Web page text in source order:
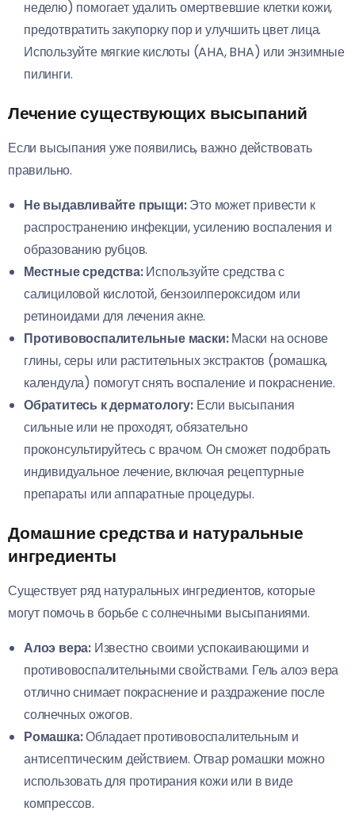
неделю) помогает удалить омертвевшие клетки кожи,
предотвратить закупорку пор и улучшить цвет лица.
Используйте мягкие кислоты (AHA, BHA) или энзимные
пилинги.
Лечение существующих высыпаний
Если высыпания уже появились, важно действовать
правильно.
Не выдавливайте прыщи:Это может привести к
распространению инфекции, усилению воспаления и
образованию рубцов.
Местные средства:Используйте средства с
салициловой кислотой, бензоилпероксидом или
ретиноидами для лечения акне.
Противовоспалительные маски:Маски на основе
глины, серы или растительных экстрактов (ромашка,
календула) помогут снять воспаление и покраснение.
Обратитесь к дерматологу: Если высыпания
сильные или не проходят, обязательно
проконсультируйтесь с врачом. Он сможет подобрать
индивидуальное лечение, включая рецептурные
препараты или аппаратные процедуры.
Домашние средства и натуральные
ингредиенты
Существует ряд натуральных ингредиентов, которые
могут помочь в борьбе с солнечными высыпаниями.
Алоэ вера: Известно своими успокаивающими и
противовоспалительными свойствами. Гель алоэ вера
отлично снимает покраснение и раздражение после
солнечных ожогов.
Ромашка:Обладает противовоспалительным и
антисептическим действием. Отвар ромашки можно
использовать для протирания кожи или в виде
компрессов.